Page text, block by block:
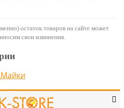
остаток товаров на сайте может
свои извинения.
Майки